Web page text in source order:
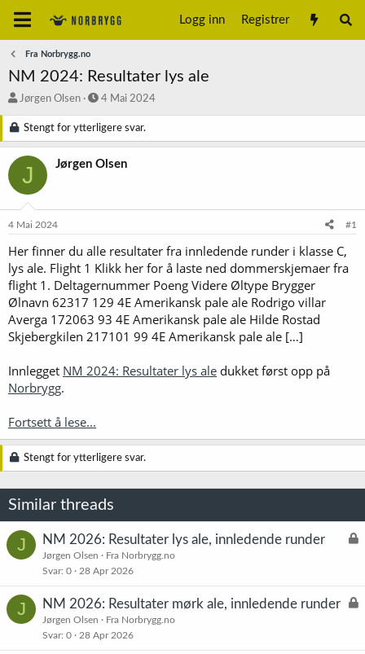
Logg inn Registrer
Fra Norbrygg.no
NM 2024: Resultater lys ale
T
å
d
s
e
Jørgen Olsen
S
a
r
t
d
4 Mai 2024
Stengt for ytterligere svar.
J Jørgen Olsen
4 Mai 2024 #1
Her finner du alle resultater fra innledende runder i klasse C,
lys ale. Flight 1 Klikk her for å laste ned dommerskjemaer fra
flight 1. Deltagernummer Poeng Videre Øltype Brygger
Ølnavn 62317 129 4E Amerikansk pale ale Rodrigo villar
Averga 172063 93 4E Amerikansk pale ale Hilde Rostad
Skjebergkilen 217101 99 4E Amerikansk pale ale […]
Innlegget NM 2024: Resultater lys ale dukket først opp på
Norbrygg.
Fortsett å lese...
Stengt for ytterligere svar.
Similar threads
J
L
NM 2026: Resultater lys ale, innledende runder
Jørgen Olsen
Fra Norbrygg.no
Svar 0 28 Apr 2026
J
L
NM 2026: Resultater mørk ale, innledende runder
Jørgen Olsen
Fra Norbrygg.no
Svar 0 28 Apr 2026